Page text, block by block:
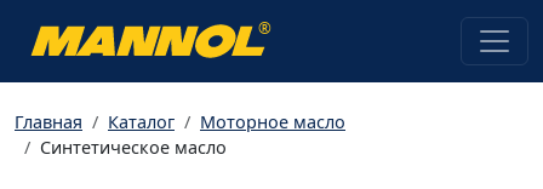
®
Главная Каталог
Моторное масло
Синтетическое масло